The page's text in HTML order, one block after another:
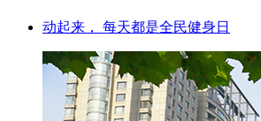
动起来， 每天都是全民健身日